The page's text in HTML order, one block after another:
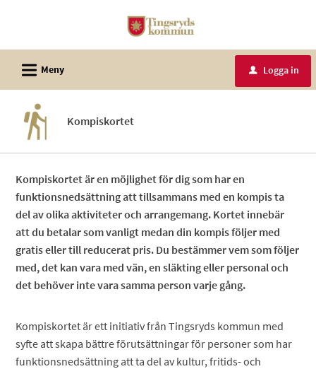
e-
tjänster
-
Tingsryds
kommun
L Meny u Logga in
Kompiskortet
Kompiskortet är en möjlighet för dig som har en
funktionsnedsättning att tillsammans med en kompis ta
del av olika aktiviteter och arrangemang. Kortet innebär
att du betalar som vanligt medan din kompis följer med
gratis eller till reducerat pris. Du bestämmer vem som följer
med, det kan vara med vän, en släkting eller personal och
det behöver inte vara samma person varje gång.
Kompiskortet är ett initiativ från Tingsryds kommun med
syfte att skapa bättre förutsättningar för personer som har
funktionsnedsättning att ta del av kultur, fritids- och